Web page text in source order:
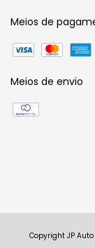
Meios de
Meios de envio
Copyright JP